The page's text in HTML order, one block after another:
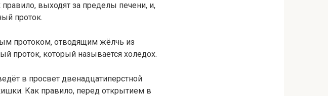
выходят за пределы печени, и,
проток.
протоком, отводящим жёлчь из
проток, который называется холедох.
в просвет двенадцатиперстной
Как правило, перед открытием в